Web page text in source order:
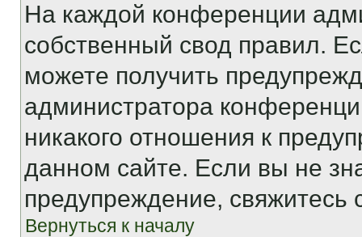
На каждой конференции
собственный свод правил.
можете получить
администратора
никакого отношения к
данном сайте. Если вы не
предупреждение,
Вернуться к началу